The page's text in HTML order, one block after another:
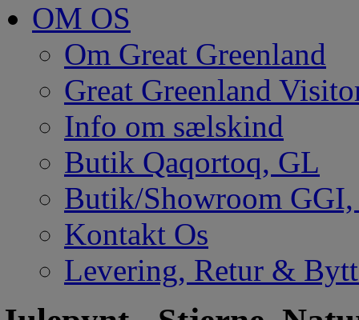
OM OS
Om Great Greenland
Great Greenland
Info om sælskind
Butik Qaqortoq, GL
Butik/Showroom
Kontakt Os
Levering, Retur &